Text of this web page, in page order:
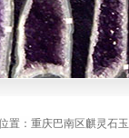
置： 重庆巴南区麒灵石